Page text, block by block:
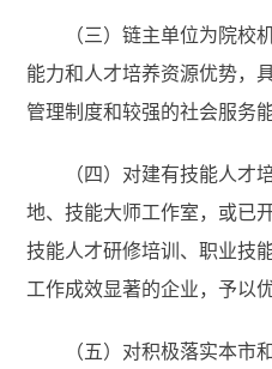
（三）链主单位为院校
能力和人才培养资源优势，
管理制度和较强的社会服务能
（四）对建有技能人才
地、技能大师工作室，或已
技能人才研修培训、职业技
工作成效显著的企业，予以
（五）对积极落实本市